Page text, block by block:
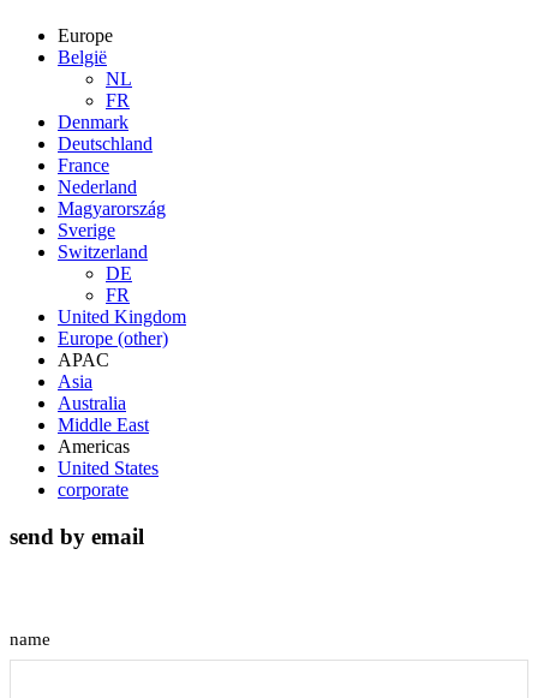
Europe
België
NL
FR
Denmark
Deutschland
France
Nederland
Magyarország
Sverige
Switzerland
DE
FR
United Kingdom
Europe (other)
APAC
Asia
Australia
Middle East
Americas
United States
corporate
send by email
name